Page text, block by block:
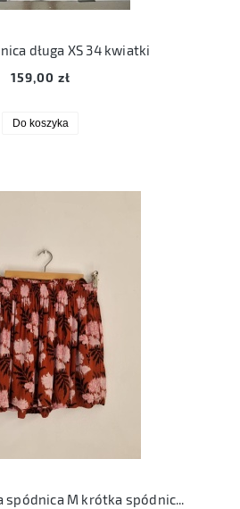
długa XS 34 kwiatki
159,00 zł
Do koszyka
Ganni wiskozowa spódnica M krótka spódniczka w kwiaty 38